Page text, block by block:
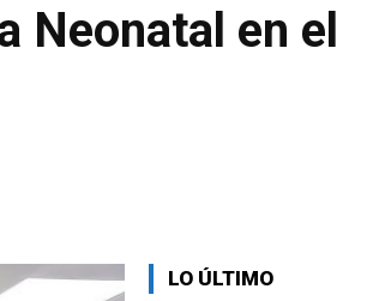
Neonatal en el
LO ÚLTIMO